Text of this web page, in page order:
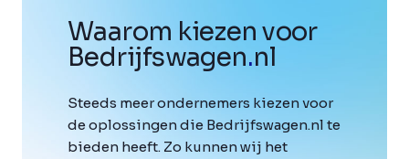
Waarom kiezen voor
Bedrijfswagen.nl
Steeds meer ondernemers kiezen voor
de oplossingen die Bedrijfswagen.nl te
bieden heeft. Zo kunnen wij het